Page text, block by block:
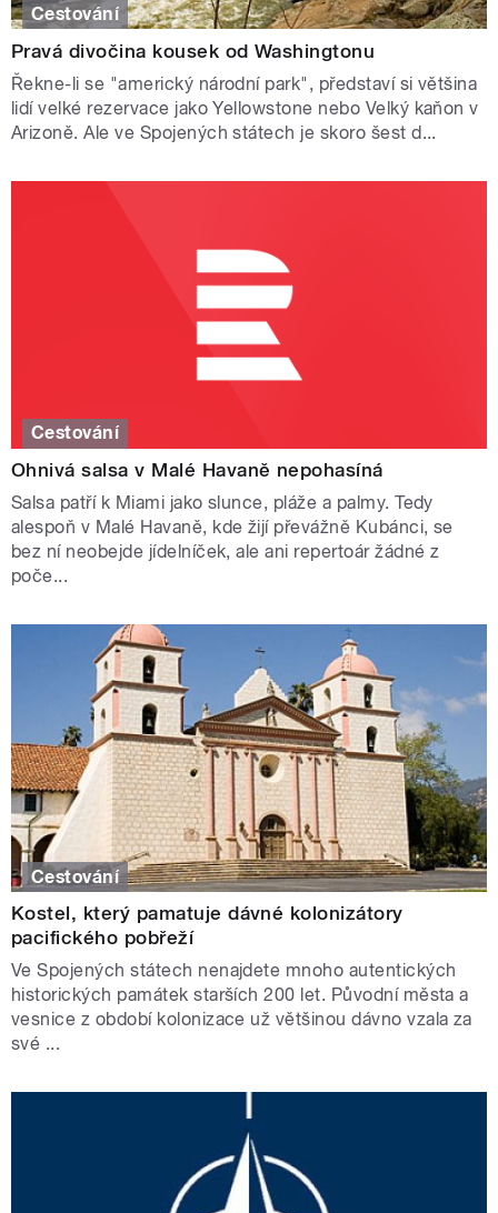
Cestování
Pravá divočina kousek od Washingtonu
Řekne-li se "americký národní park", představí si většina
lidí velké rezervace jako Yellowstone nebo Velký kaňon v
Arizoně. Ale ve Spojených státech je skoro šest d...
Cestování
Ohnivá salsa v Malé Havaně nepohasíná
Salsa patří k Miami jako slunce, pláže a palmy. Tedy
alespoň v Malé Havaně, kde žijí převážně Kubánci, se
bez ní neobejde jídelníček, ale ani repertoár žádné z
poče...
Cestování
Kostel, který pamatuje dávné kolonizátory
pacifického pobřeží
Ve Spojených státech nenajdete mnoho autentických
historických památek starších 200 let. Původní města a
vesnice z období kolonizace už většinou dávno vzala za
své ...